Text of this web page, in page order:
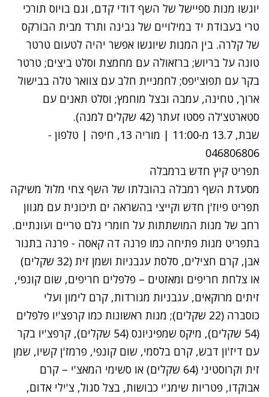
יוגשו מנות ספיישל של השף דודי קדם, וגם בויוס תורכי
טרי בעבודת יד במילויים של גבינה ותרד מבית הבורקס
של קלרה. בין המנות שיוגשו אפשר יהיה לטעום טרטר
טונה על בריוש; ברזאולה עם מחמצת וסלט ביצים; טרטר
בקר עם תפוצ'יפס; לחמניית חלב עם צוואר טלה בבישול
ארוך, טחינה, עמבה ובצל מוחמץ; וסלט תאנים עם
סטארטצ'לה פסטו זעתר (42 שקלים למנה).
שבת, 13.7 מ-11:00 | מוריה 13, חיפה | טלפון -
046806806
תפריט קיץ חדש ברמבלה
מסעדת השף רמבלה בהובלתו של השף צחי מלול משיקה
תפריט פיוז'ן חדש וקייצי בהשראה ים תיכונית עם מגוון
רחב של מנות המושתתות על חומרי גלם טריים ועונתיים.
בתפריט מנות פתיחה כמו פרנה דה קאסה - פרנה בתנור
אבן, קרם חצילים, סלסת עגבניות ושמן זית (32 שקלים)
או צלחת חריפים ומאזטים – פלפלים חריפים, שום קונפי,
זיתים מרוקאים, עגבניות מגורדות, קרם לימון ועלי
כוסברה (22 שקלים); מנות ראשונות כמו קרפצ'יו פלפלים
(54 שקלים), מיקס שמפיניונס (54 שקלים), קרפצ'יו בקר
עם דיז'ון דבש, קרם בלסמי, שום קונפי, פרמז'ן קשיו, שמן
זית וקרוסטיני (64 שקלים) או סשימי המאצ'י – קרם
אבוקדו, פטריות שימג'י כבושות, בצל סגול, צ'ילי אדום,